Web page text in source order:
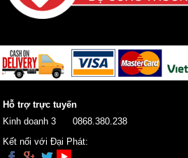
Hỗ trợ trực tuyến
Kinh doanh 3
0868.380.238
Kết nối với Đại Phát: